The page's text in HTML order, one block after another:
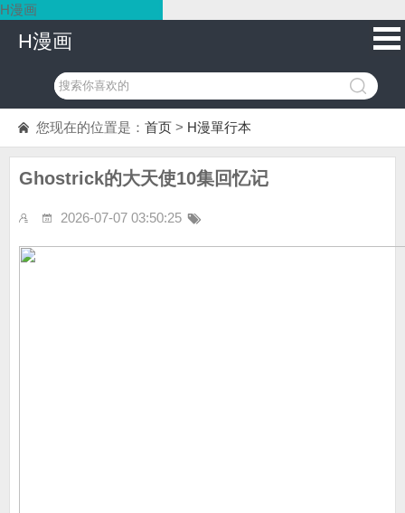
H漫画
H漫画
您现在的位置是： 首页 > H漫單行本
Ghostrick的大天使10集回忆记
2026-07-07 03:50:25